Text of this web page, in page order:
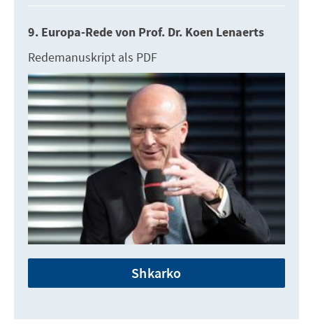
9. Europa-Rede von Prof. Dr. Koen Lenaerts
Redemanuskript als PDF
Shkarko